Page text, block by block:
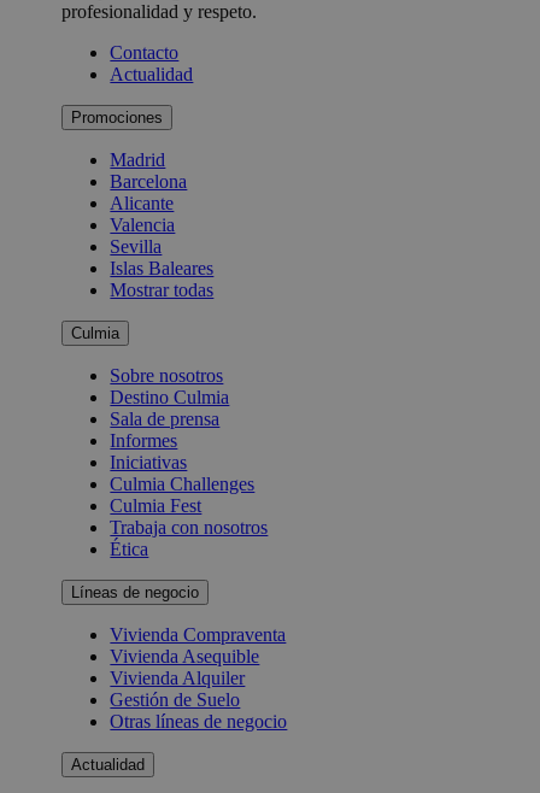
profesionalidad y respeto.
Contacto
Actualidad
Promociones
Madrid
Barcelona
Alicante
Valencia
Sevilla
Islas Baleares
Mostrar todas
Culmia
Sobre nosotros
Destino Culmia
Sala de prensa
Informes
Iniciativas
Culmia Challenges
Culmia Fest
Trabaja con nosotros
Ética
Líneas de negocio
Vivienda Compraventa
Vivienda Asequible
Vivienda Alquiler
Gestión de Suelo
Otras líneas de negocio
Actualidad